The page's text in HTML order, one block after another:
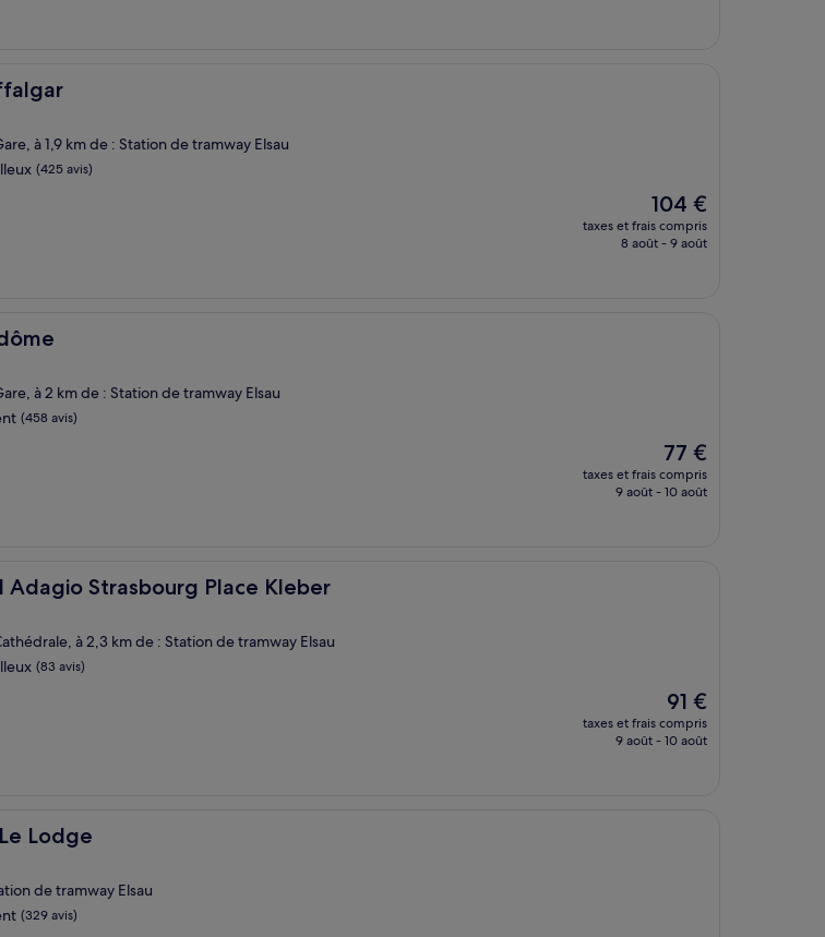
à 1,9 km de : Station de tramway Elsau
(425 avis)
Le
nouveau
prix
104 €
taxes et frais compris
8 août - 9 août
à 2 km de : Station de tramway Elsau
(458 avis)
Le
nouveau
prix
77 €
taxes et frais compris
9 août - 10 août
Strasbourg Place Kleber
Strasbourg Place Kleber
à 2,3 km de : Station de tramway Elsau
(83 avis)
Le
nouveau
prix
91 €
taxes et frais compris
9 août - 10 août
Lodge
de tramway Elsau
(329 avis)